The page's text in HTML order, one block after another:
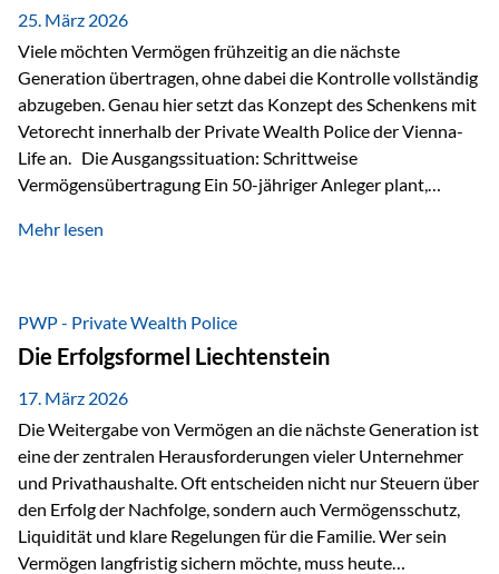
Besonders hervorzuheben ist hierbei Artikel 14 der
liechtensteinischen Verfassung. Darin…
25. März 2026
Viele möchten Vermögen frühzeitig an die nächste
Generation übertragen, ohne dabei die Kontrolle vollständig
abzugeben. Genau hier setzt das Konzept des Schenkens mit
Vetorecht innerhalb der Private Wealth Police der Vienna-
Life an. Die Ausgangssituation: Schrittweise
Vermögensübertragung Ein 50-jähriger Anleger plant,
der steuerliche Freibetrag optimal genutzt werden, sondern
strukturierte, langfristige Vermögensübertragung, ohne die
Kontrolle vollständig aus der Hand zu geben. Die Lösung:
Abschmelzung mit Vetorecht Die Umsetzung erfolgt über die
Private Wealth Police…
Mehr lesen
PWP - Private Wealth Police
Die Erfolgsformel Liechtenstein
17. März 2026
Die Weitergabe von Vermögen an die nächste Generation ist
eine der zentralen Herausforderungen vieler Unternehmer
und Privathaushalte. Oft entscheiden nicht nur Steuern über
den Erfolg der Nachfolge, sondern auch Vermögensschutz,
Liquidität und klare Regelungen für die Familie. Wer sein
Vermögen langfristig sichern möchte, muss heute